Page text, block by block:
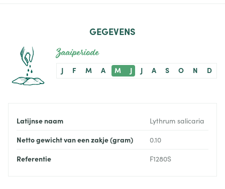
GEGEVENS
Zaaiperiode
J F M A M J J A S O N D
Latijnse naam Lythrum salicaria
Netto gewicht van een zakje (gram) 0.10
Referentie F1280S